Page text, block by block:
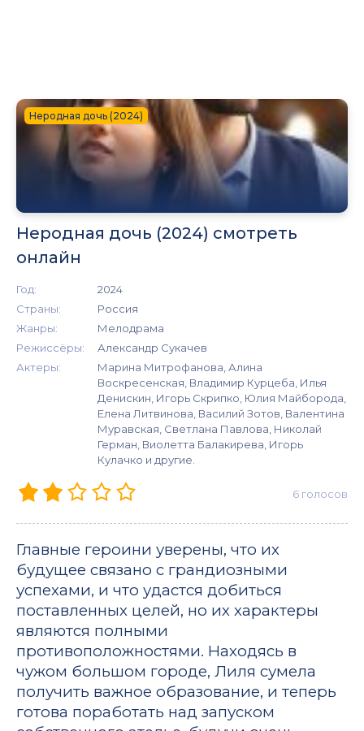
Неродная дочь (2024)
Неродная дочь (2024) смотреть
онлайн
Год:
2024
Страны:
Россия
Жанры:
Мелодрама
Режиссёры:
Александр Сукачев
Актеры:
Марина Митрофанова, Алина
Воскресенская, Владимир Курцеба, Илья
Денискин, Игорь Скрипко, Юлия Майборода,
Елена Литвинова, Василий Зотов, Валентина
Муравская, Светлана Павлова, Николай
Герман, Виолетта Балакирева, Игорь
Кулачко и другие.
6 голосов
Главные героини уверены, что их
будущее связано с грандиозными
успехами, и что удастся добиться
поставленных целей, но их характеры
являются полными
противоположностями. Находясь в
чужом большом городе, Лиля сумела
получить важное образование, и теперь
готова поработать над запуском